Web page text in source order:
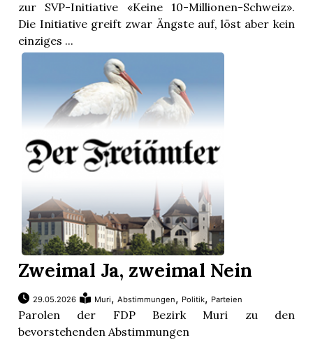
zur SVP-Initiative «Keine 10-Millionen-Schweiz».
Die Initiative greift zwar Ängste auf, löst aber kein
einziges ...
Zweimal Ja, zweimal Nein
29.05.2026 Muri,Abstimmungen, Politik, Parteien
Parolen der FDP Bezirk Muri zu den
bevorstehenden Abstimmungen